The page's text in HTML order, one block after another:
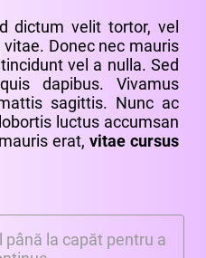
dictum velit tortor, vel
Donec nec mauris
vel a nulla. Sed
dapibus. Vivamus
sagittis. Nunc ac
luctus accumsan
erat, vitae cursus
până la capăt pentru a